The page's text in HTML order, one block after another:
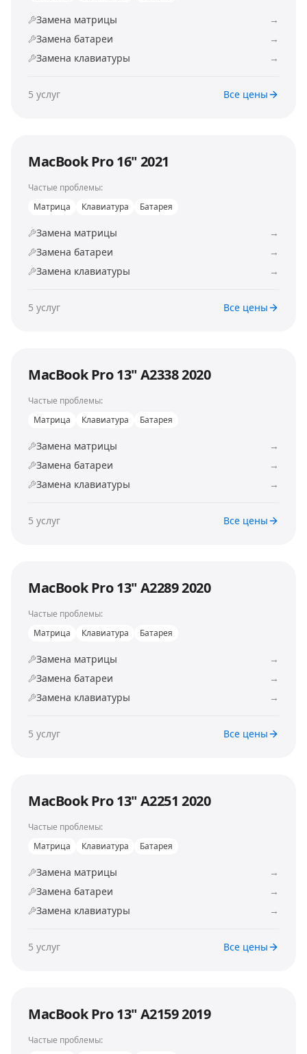
Замена матрицы
→
Замена батареи
→
Замена клавиатуры
→
5 услуг Все цены
MacBook Pro 16" 2021
Частые проблемы:
Матрица
Клавиатура Батарея
Замена матрицы
→
Замена батареи
→
Замена клавиатуры
→
5 услуг Все цены
MacBook Pro 13" A2338 2020
Частые проблемы:
Матрица
Клавиатура Батарея
Замена матрицы
→
Замена батареи
→
Замена клавиатуры
→
5 услуг Все цены
MacBook Pro 13" A2289 2020
Частые проблемы:
Матрица
Клавиатура Батарея
Замена матрицы
→
Замена батареи
→
Замена клавиатуры
→
5 услуг Все цены
MacBook Pro 13" A2251 2020
Частые проблемы:
Матрица
Клавиатура Батарея
Замена матрицы
→
Замена батареи
→
Замена клавиатуры
→
5 услуг Все цены
MacBook Pro 13" A2159 2019
Частые проблемы: